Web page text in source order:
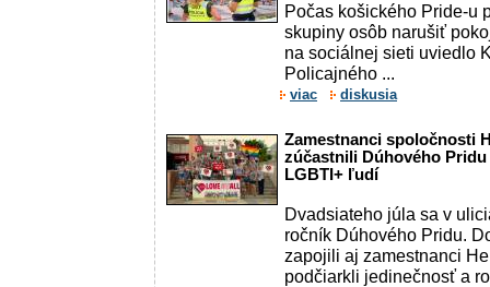
Počas košického Pride-u
skupiny osôb narušiť
na sociálnej sieti uviedlo
Policajného ...
viac diskusia
Zamestnanci spoločnosti
zúčastnili Dúhového
LGBTI+ ľudí
Dvadsiateho júla sa v
ročník Dúhového Pridu.
zapojili aj zamestnanci
podčiarkli jedinečnosť a